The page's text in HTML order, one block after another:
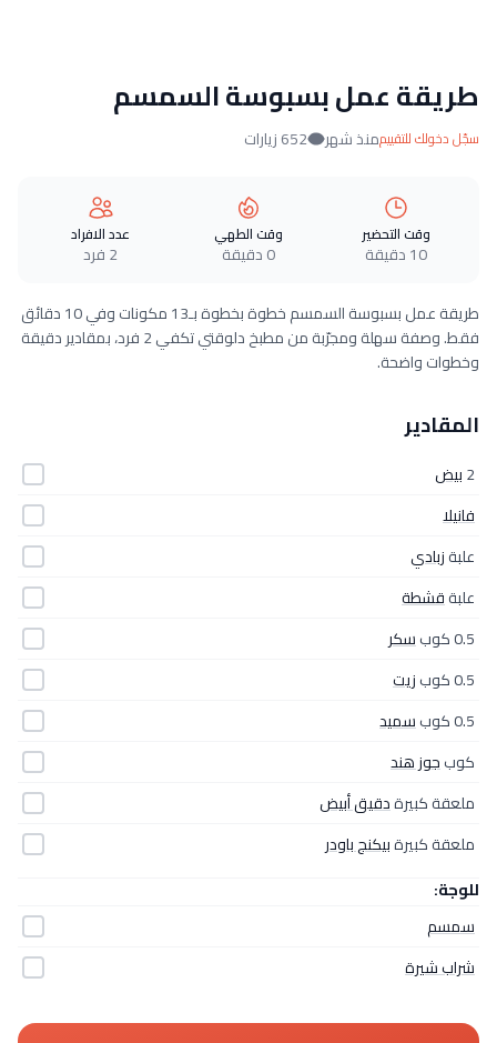
طريقة عمل بسبوسة السمسم
سجّل دخولك للتقييممنذ شهر 652 زيارات
وقت التحضير
10 دقيقة
وقت الطهي
0 دقيقة
عدد الافراد
2 فرد
طريقة عمل بسبوسة السمسم خطوة بخطوة بـ13 مكونات وفي 10 دقائق
فقط. وصفة سهلة ومجرّبة من مطبخ دلوقتي تكفي 2 فرد، بمقادير دقيقة
وخطوات واضحة.
المقادير
2بيض
فانيلا
علبةزبادي
علبةقشطة
0.5 كوب
سكر
0.5 كوب
زيت
0.5 كوب
سميد
كوبجوز هند
ملعقة كبيرةدقيق أبيض
ملعقة كبيرةبيكنج باودر
للوجة:
سمسم
شراب شيرة